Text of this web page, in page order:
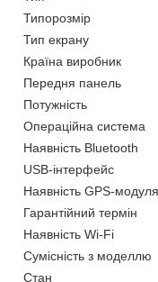
Типорозмір
Тип екрану
Країна виробник
Передня панель
Потужність
Операційна система
Наявність Bluetooth
USB-інтерфейс
Наявність GPS-модуля
Гарантійний термін
Наявність Wi-Fi
Сумісність з моделлю
Стан